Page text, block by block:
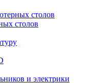
столов